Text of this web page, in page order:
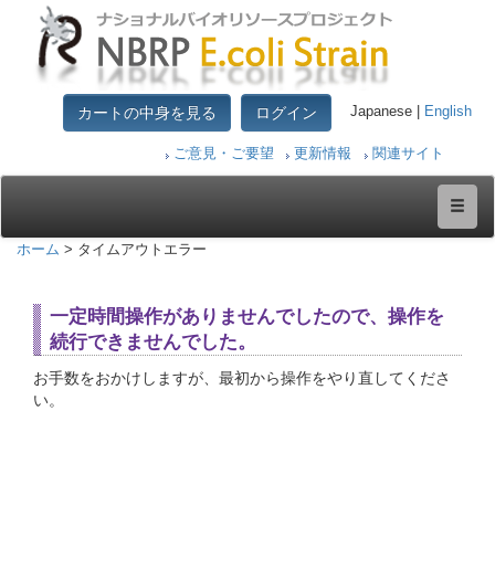
カートの中身を見る ログイン Japanese | English
ご意見・ご要望 更新情報 関連サイト
ホーム > タイムアウトエラー
一定時間操作がありませんでしたので、操作を
続行できませんでした。
お手数をおかけしますが、最初から操作をやり直してくださ
い。